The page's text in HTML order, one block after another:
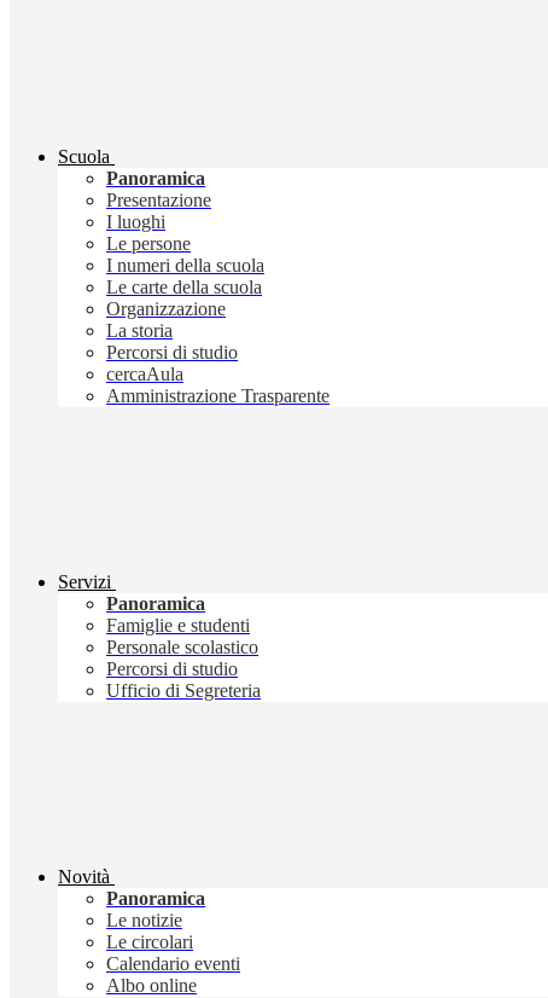
Scuola
Panoramica
Presentazione
I luoghi
Le persone
I numeri della scuola
Le carte della scuola
Organizzazione
La storia
Percorsi di studio
cercaAula
Amministrazione Trasparente
Servizi
Panoramica
Famiglie e studenti
Personale scolastico
Percorsi di studio
Ufficio di Segreteria
Novità
Panoramica
Le notizie
Le circolari
Calendario eventi
Albo online